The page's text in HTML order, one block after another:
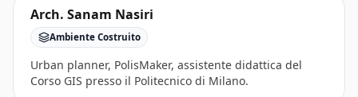
Arch. Sanam Nasiri
Ambiente Costruito
Urban planner, PolisMaker, assistente didattica del
Corso GIS presso il Politecnico di Milano.